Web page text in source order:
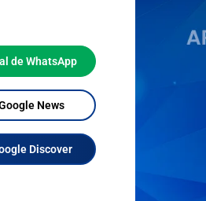
de WhatsApp
News
Discover